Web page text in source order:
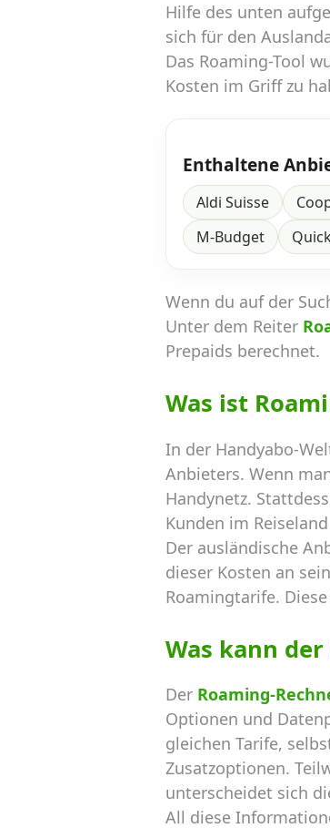
Hilfe des unten
sich für den
Das Roaming-Tool
Kosten im Griff zu
Enthaltene
Aldi Suisse
M-Budget
Wenn du auf der
Unter dem Reiter
Prepaids berechnet.
Was ist
In der Handyabo-
Anbieters. Wenn
Handynetz.
Kunden im
Der ausländische
dieser Kosten an
Roamingtarife.
Was kann
Der Roaming-
Optionen und
gleichen Tarife,
Zusatzoptionen.
unterscheidet sich
All diese